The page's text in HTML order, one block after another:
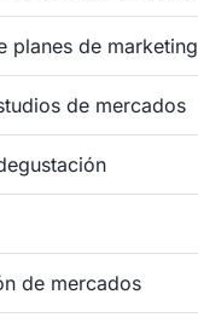
planes de marketing
de mercados
de mercados